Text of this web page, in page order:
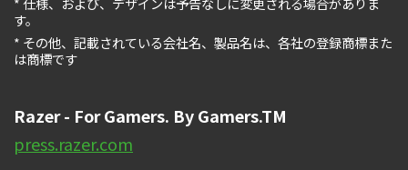
す。
* その他、記載されている会社名、製品名は、各社の登録商標また
は商標です
Razer - For Gamers. By Gamers.TM
press.razer.com